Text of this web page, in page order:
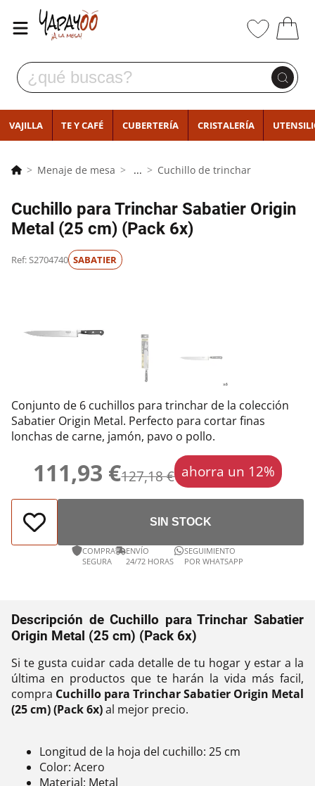
VAJILLA TE Y CAFÉ CUBERTERÍA CRISTALERÍA
Menaje de mesa ... Cuchillo de trinchar
Cuchillo para Trinchar Sabatier Origin
Metal (25 cm) (Pack 6x)
Ref: S2704740 SABATIER
Conjunto de 6 cuchillos para trinchar de la colección
Sabatier Origin Metal. Perfecto para cortar finas
lonchas de carne, jamón, pavo o pollo.
111,93 €127,18 € ahorra un 12%
SIN STOCK
COMPRA
SEGURA
ENVÍO
24/72 HORAS
SEGUIMIENTO
POR WHATSAPP
Descripción de Cuchillo para Trinchar Sabatier
Origin Metal (25 cm) (Pack 6x)
Si te gusta cuidar cada detalle de tu hogar y estar a la
última en productos que te harán la vida más facil,
compra Cuchillo para Trinchar Sabatier Origin Metal
(25 cm) (Pack 6x)al mejor precio.
Longitud de la hoja del cuchillo: 25 cm
Color: Acero
Material: Metal